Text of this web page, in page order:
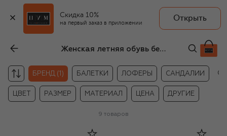
Скидка 10%
на первый заказ в приложении
Открыть
Женская летняя обувь без каблука Paris Texas
БРЕНД (1) БАЛЕТКИ ЛОФЕРЫ САНДАЛИИ
ЦВЕТ РАЗМЕР МАТЕРИАЛ ЦЕНА ДРУГИЕ
9 товаров